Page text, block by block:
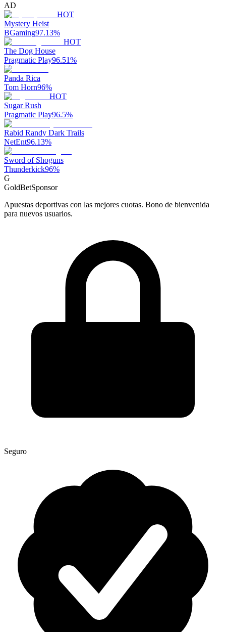
AD
HOT
Mystery Heist
BGaming97.13%
HOT
The Dog House
Pragmatic Play96.51%
Panda Rica
Tom Horn96%
HOT
Sugar Rush
Pragmatic Play96.5%
Rabid Randy Dark Trails
NetEnt96.13%
Sword of Shoguns
Thunderkick96%
G
GoldBetSponsor
Apuestas deportivas con las mejores cuotas. Bono de bienvenida
para nuevos usuarios.
Seguro